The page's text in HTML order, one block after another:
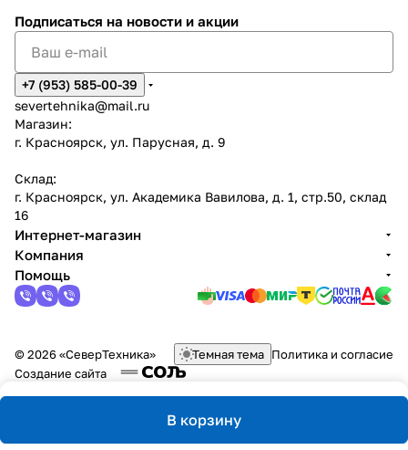
В корзину
Подписаться на новости и акции
+7 (953) 585-00-39
severtehnika@mail.ru
Магазин:
г. Красноярск, ул. Парусная, д. 9
Склад:
г. Красноярск, ул. Академика Вавилова, д. 1, стр.50, склад
16
Интернет-магазин
Компания
Помощь
© 2026 «СеверТехника» Темная тема Политика и согласие
Создание сайта